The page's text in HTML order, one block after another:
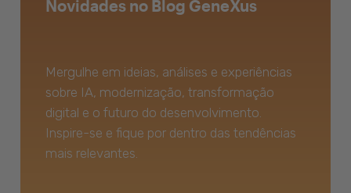
Novidades no Blog GeneXus
Mergulhe em ideias, análises e experiências
sobre IA, modernização, transformação
digital e o futuro do desenvolvimento.
Inspire-se e fique por dentro das tendências
mais relevantes.